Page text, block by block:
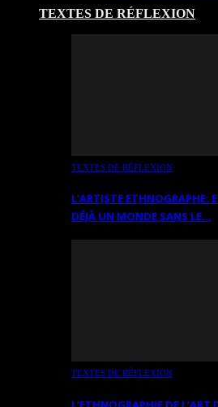
TEXTES DE RÉFLEXION
TEXTES DE RÉFLEXION
L’ARTISTE ETHNOGRAPHE:
DÉJÀ UN MONDE SANS LE…
TEXTES DE RÉFLEXION